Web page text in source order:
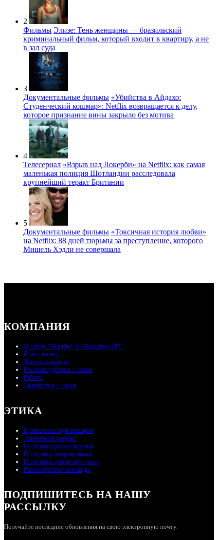
2
Фильмы Элизе: Тень женщины — бразильский
криминальный фильм, который входит в квартиру, а не
в зал суда
3
Документальные фильмы «Убийства в Айдахо:
Студенческий кошмар»: Netflix возвращается к делу,
которое признание вины закрыло без мотива
4
Телесериал «Взрыв над Локерби» на Netflix: как самая
маленькая полиция Шотландии расследовала
крупнейший теракт Британии
5
Документальные фильмы «Токсичная история любви»
на Netflix: 88 дней тюрьмы за преступление, которого
Мишель Хэдли не совершала
КОМПАНИЯ
О сайте “Martin Cid Magazine RU”
Пресс-центр
Члены команды
Рекламируйтесь с нами
Работа
Свяжитесь с нами
ЭТИКА
Принципы публикации
Этический кодекс
Политика разнообразия
Политика исправлений
Политика обратной связи
Разнообразие команды
ПОДПИШИТЕСЬ НА НАШУ
РАССЫЛКУ
Получайте последние обновления на свою электронную почту.